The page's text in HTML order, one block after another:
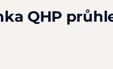
QHP